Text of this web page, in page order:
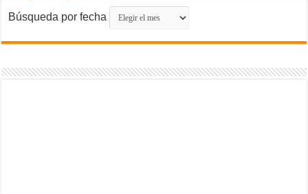
Búsqueda por fecha